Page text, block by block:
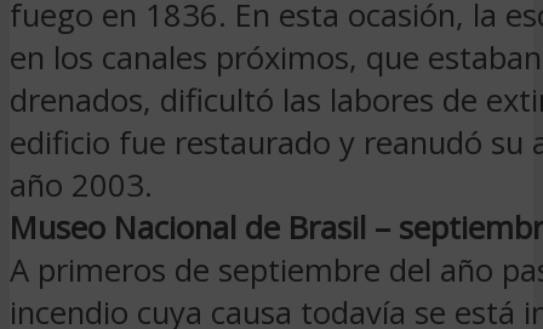
fuego en 1836. En esta ocasión, la
en los canales próximos, que
drenados, dificultó las labores de
edificio fue restaurado y reanudó su
año 2003.
Museo Nacional de Brasil –
A primeros de septiembre del año
incendio cuya causa todavía se está